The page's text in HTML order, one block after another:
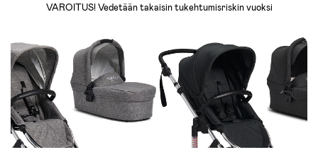
VAROITUS! Vedetään takaisin tukehtumisriskin vuoksi